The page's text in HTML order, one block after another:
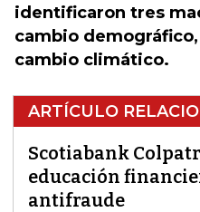
identificaron tres
cambio
cambio climático.
ARTÍCULO
Scotiabank
educación
antifraude